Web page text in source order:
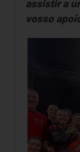
assistir a
vosso